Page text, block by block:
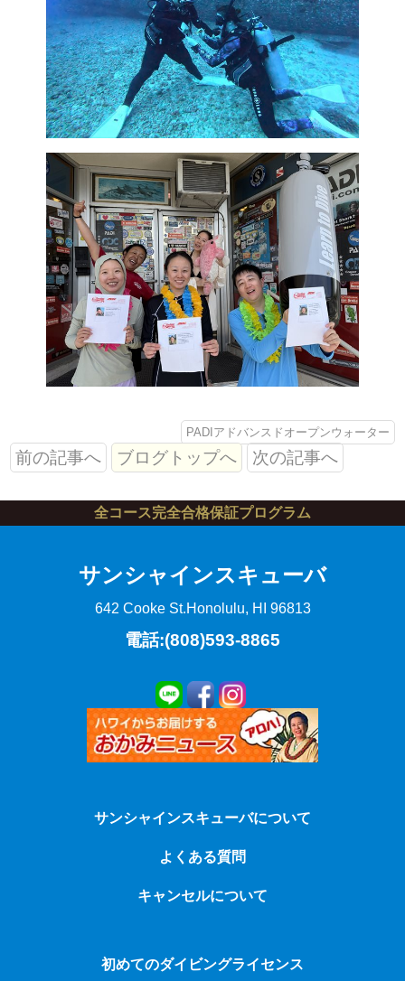
PADIアドバンスドオープンウォーター
前の記事へ ブログトップへ 次の記事へ
全コース完全合格保証プログラム
サンシャインスキューバ
642 Cooke St.Honolulu, HI 96813
電話:(808)593-8865
サンシャインスキューバについて
よくある質問
キャンセルについて
初めてのダイビングライセンス